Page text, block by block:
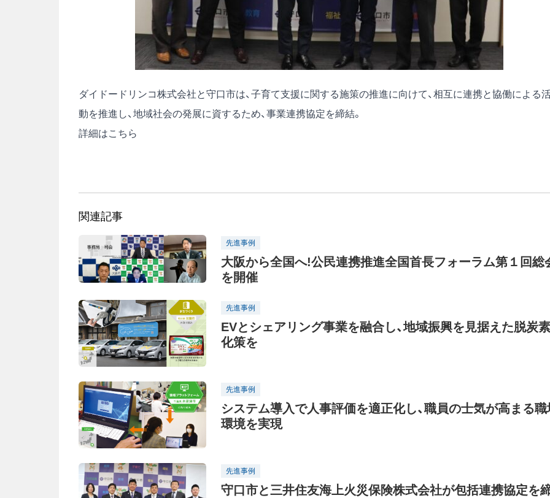
ダイドードリンコ株式会社と守口市は、子育て支援に関する施策の推進に向けて、相互に連携と協働による
動を推進し、地域社会の発展に資するため、事業連携協定を締結。
詳細はこちら
関連記事
先進事例
大阪から全国へ!公民連携推進全国首長フォーラム第１回総
を開催
先進事例
EVとシェアリング事業を融合し、地域振興を見据えた脱炭素
化策を
先進事例
システム導入で人事評価を適正化し、職員の士気が高まる職
環境を実現
先進事例
守口市と三井住友海上火災保険株式会社が包括連携協定を